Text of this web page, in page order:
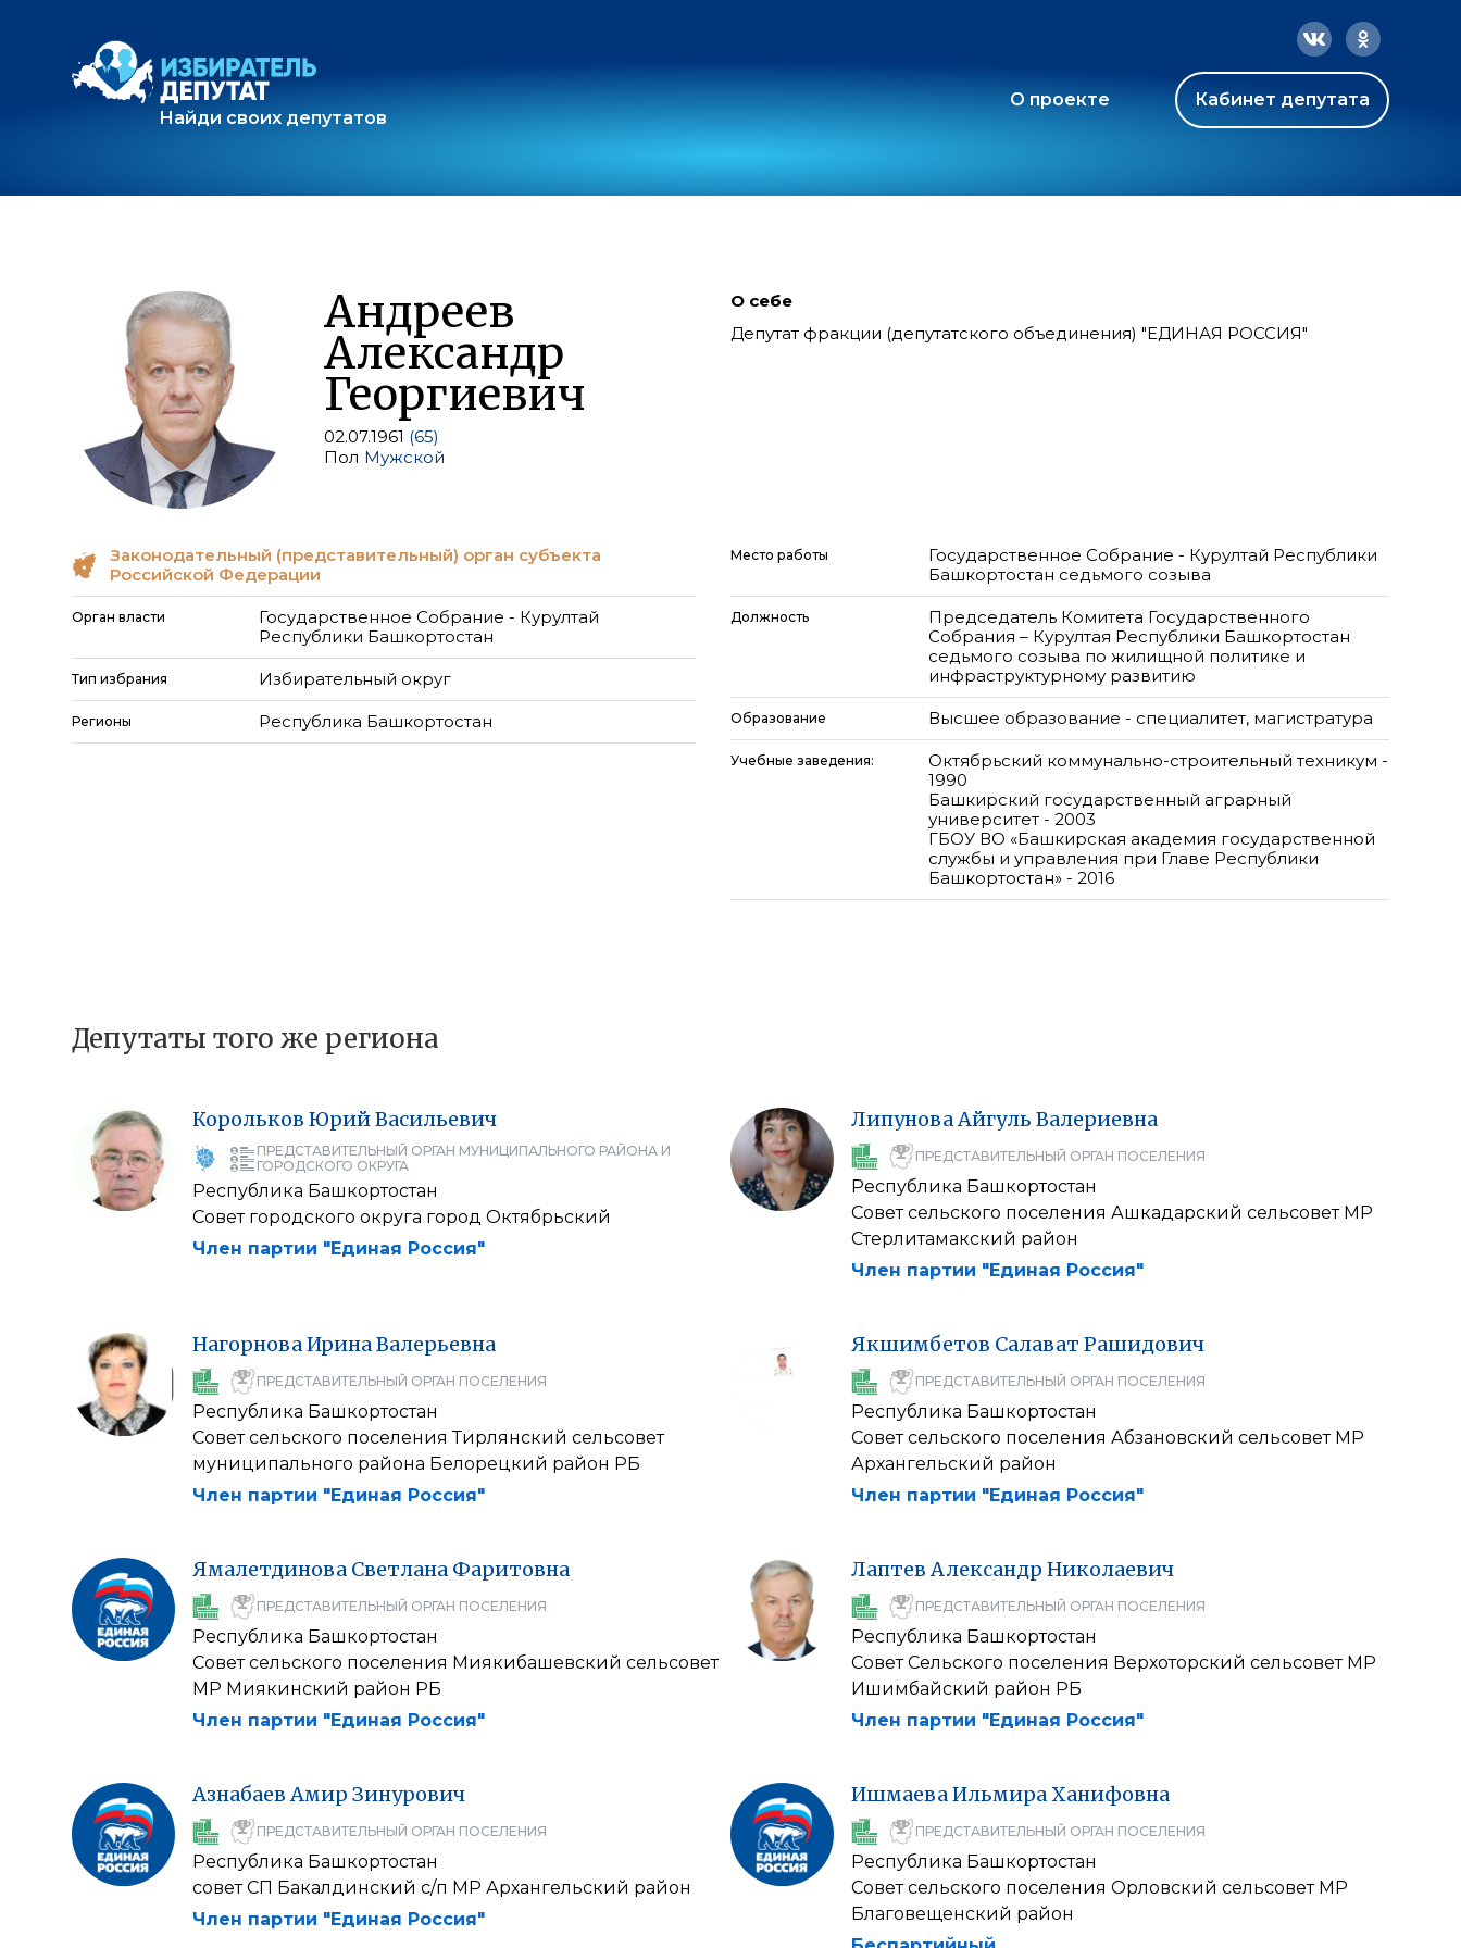
Найди своих депутатов
О проекте Кабинет депутата
Андреев
Александр
Георгиевич
02.07.1961 (65)
Пол Мужской
О себе
Депутат фракции (депутатского объединения) "ЕДИНАЯ РОССИЯ"
Законодательный (представительный) орган субъекта
Российской Федерации
Орган власти
Государственное Собрание - Курултай
Республики Башкортостан
Тип избрания Избирательный округ
Регионы Республика Башкортостан
Место работы
Государственное Собрание - Курултай Республики
Башкортостан седьмого созыва
Должность
Председатель Комитета Государственного
Собрания – Курултая Республики Башкортостан
седьмого созыва по жилищной политике и
инфраструктурному развитию
Образование Высшее образование - специалитет, магистратура
Учебные заведения:
Октябрьский коммунально-строительный техникум -
1990
Башкирский государственный аграрный
университет - 2003
ГБОУ ВО «Башкирская академия государственной
службы и управления при Главе Республики
Башкортостан» - 2016
Депутаты того же региона
Корольков ЮрийВасильевич
ПРЕДСТАВИТЕЛЬНЫЙ ОРГАН МУНИЦИПАЛЬНОГО РАЙОНА И
ГОРОДСКОГО ОКРУГА
Республика Башкортостан
Совет городского округа город Октябрьский
Член партии "Единая Россия"
ЛипуноваАйгуль Валериевна
ПРЕДСТАВИТЕЛЬНЫЙ ОРГАН ПОСЕЛЕНИЯ
Республика Башкортостан
Совет сельского поселения Ашкадарский сельсовет МР
Стерлитамакский район
Член партии "Единая Россия"
НагорноваИринаВалерьевна
ПРЕДСТАВИТЕЛЬНЫЙ ОРГАН ПОСЕЛЕНИЯ
Республика Башкортостан
Совет сельского поселения Тирлянский сельсовет
муниципального района Белорецкий район РБ
Член партии "Единая Россия"
Якшимбетов Салават Рашидович
ПРЕДСТАВИТЕЛЬНЫЙ ОРГАН ПОСЕЛЕНИЯ
Республика Башкортостан
Совет сельского поселения Абзановский сельсовет МР
Архангельский район
Член партии "Единая Россия"
Ямалетдинова Светлана Фаритовна
ПРЕДСТАВИТЕЛЬНЫЙ ОРГАН ПОСЕЛЕНИЯ
Республика Башкортостан
Совет сельского поселения Миякибашевский сельсовет
МР Миякинский район РБ
Член партии "Единая Россия"
Лаптев Александр Николаевич
ПРЕДСТАВИТЕЛЬНЫЙ ОРГАН ПОСЕЛЕНИЯ
Республика Башкортостан
Совет Сельского поселения Верхоторский сельсовет МР
Ишимбайский район РБ
Член партии "Единая Россия"
Азнабаев Амир Зинурович
ПРЕДСТАВИТЕЛЬНЫЙ ОРГАН ПОСЕЛЕНИЯ
Республика Башкортостан
совет СП Бакалдинский с/п МР Архангельский район
Член партии "Единая Россия"
ИшмаеваИльмираХанифовна
ПРЕДСТАВИТЕЛЬНЫЙ ОРГАН ПОСЕЛЕНИЯ
Республика Башкортостан
Совет сельского поселения Орловский сельсовет МР
Благовещенский район